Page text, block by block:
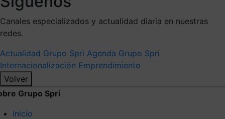
Canales especializados y actualidad diaria en nuestras
redes.
Actualidad Grupo Spri Agenda Grupo Spri
Internacionalización Emprendimiento
Volver
Grupo Spri
Inicio